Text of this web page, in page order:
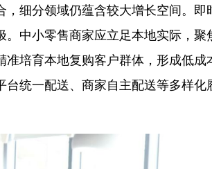
细分领域仍蕴含较大增长空间。即
中小零售商家应立足本地实际，聚
准培育本地复购客户群体，形成低成
统一配送、商家自主配送等多样化